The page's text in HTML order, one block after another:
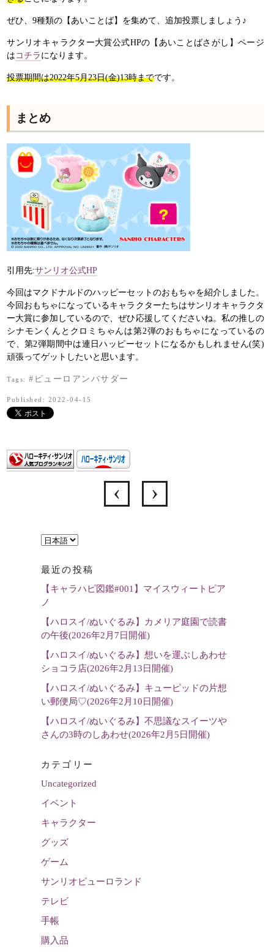
ぜひ、9種類の【あいことば】を集めて、追加投票しましょう♪
サンリオキャラクター大賞公式HPの【あいことばさがし】ページ
は コチラ になります。
投票期間は2022年5月23日(金)13時までです。
まとめ
引用先:サンリオ公式HP
今回はマクドナルドのハッピーセットのおもちゃを紹介しました。
今回おもちゃになっているキャラクターたちはサンリオキャラクタ
ー大賞に参加しているので、ぜひ応援してくださいね。私の推しの
シナモンくんとクロミちゃんは第2弾のおもちゃになっているの
で、第2弾期間中は連日ハッピーセットになるかもしれません(笑)
頑張ってゲットしたいと思います。
Tags:#ピューロアンバサダー
Published: 2022-04-15
言
を
選
最近の投稿
【キャラハピ図鑑#001】マイスウィートピア
ノ
【ハロスイ/ぬいぐるみ】カメリア庭園で読書
の午後(2026年2月7日開催)
【ハロスイ/ぬいぐるみ】想いを運ぶしあわせ
ショコラ店(2026年2月13日開催)
【ハロスイ/ぬいぐるみ】キューピッドの片想
い郵便局♡(2026年2月10日開催)
【ハロスイ/ぬいぐるみ】不思議なスイーツや
さんの3時のしあわせ(2026年2月5日開催)
カテゴリー
Uncategorized
イベント
キャラクター
グッズ
ゲーム
サンリオピューロランド
テレビ
手帳
購入品